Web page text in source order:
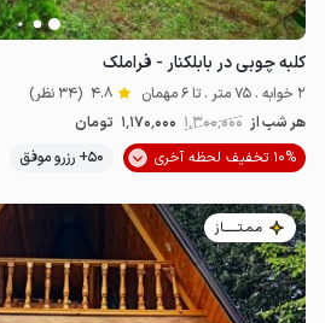
کلبه چوبی در بابلکنار - فراملک
2 خوابه . 75 متر . تا 6 مهمان 4.8 (34 نظر)
هر شب از 1٬300٬000 1٬170٬000 تومان
10% تخفیف لحظه آخری
50+ رزرو موفق
مـمـتــــــاز